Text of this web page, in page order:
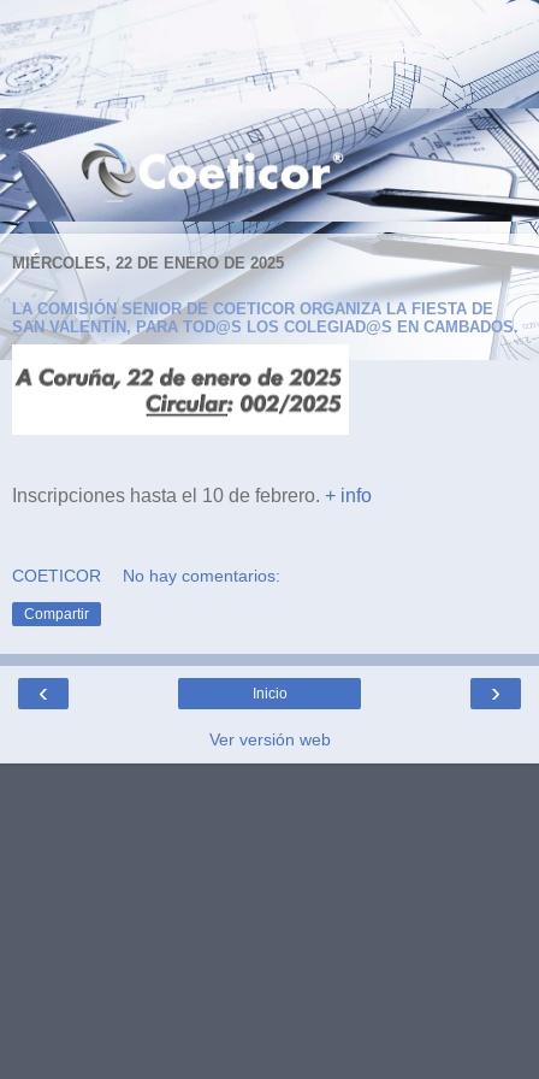
MIÉRCOLES, 22 DE ENERO DE 2025
LA COMISIÓN SENIOR DE COETICOR ORGANIZA LA FIESTA DE
SAN VALENTÍN, PARA TOD@S LOS COLEGIAD@S EN CAMBADOS.
Inscripciones hasta el 10 de febrero. + info
COETICOR No hay comentarios:
Compartir
‹ ›
Inicio
Ver versión web